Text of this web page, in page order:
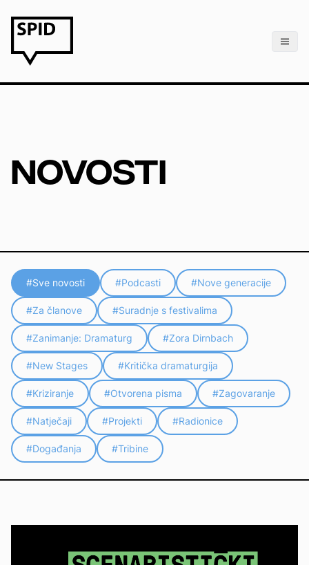
NOVOSTI
#Sve novosti #Podcasti #Nove generacije
#Za članove #Suradnje s festivalima
#Zanimanje: Dramaturg #Zora Dirnbach
#New Stages #Kritička dramaturgija
#Kriziranje #Otvorena pisma #Zagovaranje
#Natječaji #Projekti #Radionice
#Događanja #Tribine